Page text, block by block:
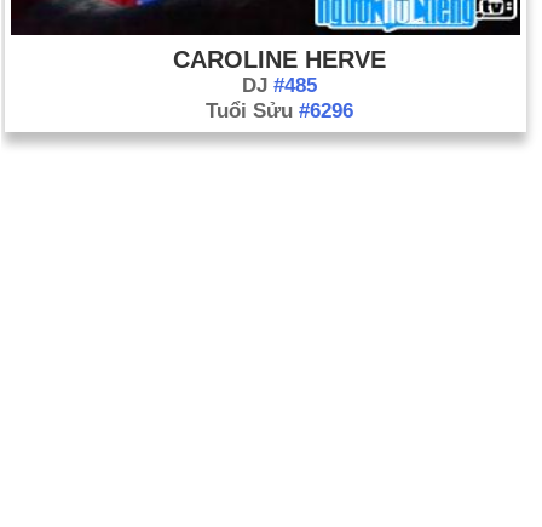
CAROLINE HERVE
DJ #485
Tuổi Sửu #6296